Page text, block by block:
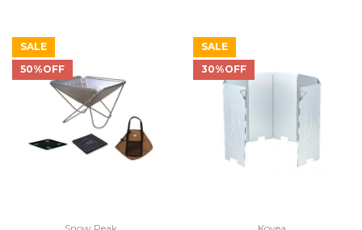
SALE
50%OFF
SALE
30%OFF